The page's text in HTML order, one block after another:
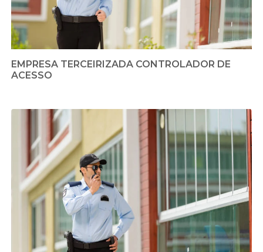
EMPRESA TERCEIRIZADA CONTROLADOR DE
ACESSO